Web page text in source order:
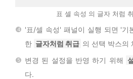
표 셀 속성 의 글자 처럼
'표/셀 속성' 패널이 실행 되면 '기
한 글자처럼 취급 의 선택 박스의
변경 된 설정을 반영 하기 위해
다.